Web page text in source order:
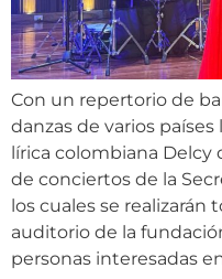
Con un repertorio de
danzas de varios
lírica colombiana Delcy
de conciertos de la
los cuales se realizarán
auditorio de la
personas interesadas